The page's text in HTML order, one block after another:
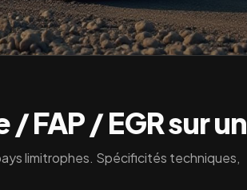
FAP / EGR sur un
limitrophes. Spécificités techniques,